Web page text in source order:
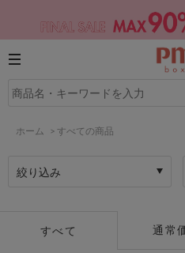
ホーム > すべての商品
絞り込み
すべて 通常